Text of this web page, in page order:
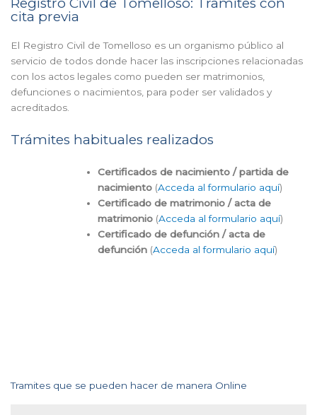
cita previa
El Registro Civil de Tomelloso es un organismo público al
servicio de todos donde hacer las inscripciones relacionadas
con los actos legales como pueden ser matrimonios,
defunciones o nacimientos, para poder ser validados y
acreditados.
Trámites habituales realizados
Certificados de nacimiento / partida de
nacimiento (Acceda al formulario aquí)
Certificado de matrimonio / acta de
matrimonio (Acceda al formulario aquí)
Certificado de defunción / acta de
defunción (Acceda al formulario aquí)
Tramites que se pueden hacer de manera Online